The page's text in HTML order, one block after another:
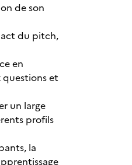
de son
du pitch,
en
et
un large
profils
la